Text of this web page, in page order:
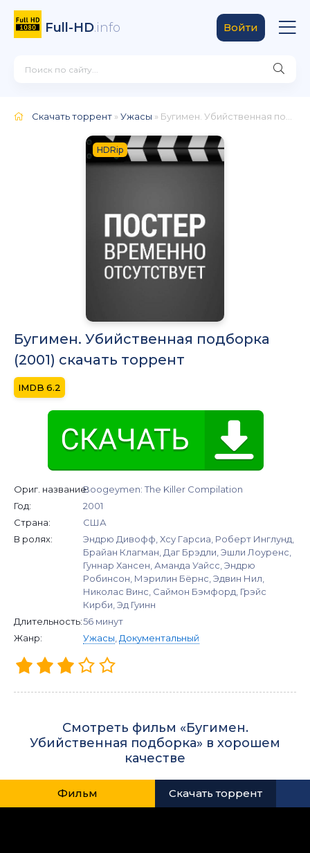
Full-HD.info Войти
Скачать торрент »Ужасы » Бугимен. Убийственная подборка
HDRip
Бугимен. Убийственная подборка
(2001) скачать торрент
6.2
Ориг. название:Boogeymen: The Killer Compilation
Год:
2001
Страна:
США
В ролях:
Эндрю Дивофф, Хсу Гарсиа, Роберт Инглунд,
Брайан Клагман, Даг Брэдли, Эшли Лоуренс,
Гуннар Хансен, Аманда Уайсс, Эндрю
Робинсон, Мэрилин Бёрнс, Эдвин Нил,
Николас Винс, Саймон Бэмфорд, Грэйс
Кирби, Эд Гуинн
Длительность:56 минут
Жанр:
Ужасы Документальный
Смотреть фильм «Бугимен.
Убийственная подборка» в хорошем
качестве
Фильм Скачать торрент